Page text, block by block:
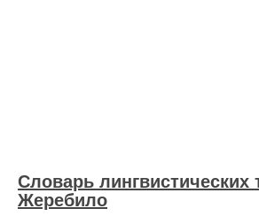
Словарь лингвистических
Жеребило